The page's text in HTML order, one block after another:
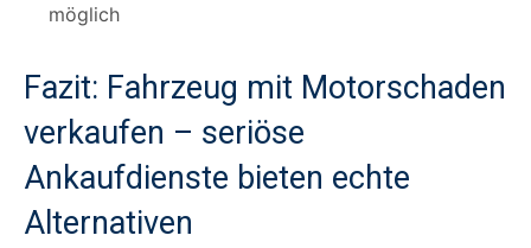
möglich
Fazit: Fahrzeug mit Motorschaden
verkaufen – seriöse
Ankaufdienste bieten echte
Alternativen